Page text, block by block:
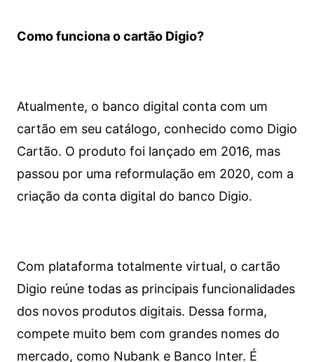
Como funciona o cartão Digio?
Atualmente, o banco digital conta com um
cartão em seu catálogo, conhecido como Digio
Cartão. O produto foi lançado em 2016, mas
passou por uma reformulação em 2020, com a
criação da conta digital do banco Digio.
Com plataforma totalmente virtual, o cartão
Digio reúne todas as principais funcionalidades
dos novos produtos digitais. Dessa forma,
compete muito bem com grandes nomes do
mercado, como Nubank e Banco Inter. É